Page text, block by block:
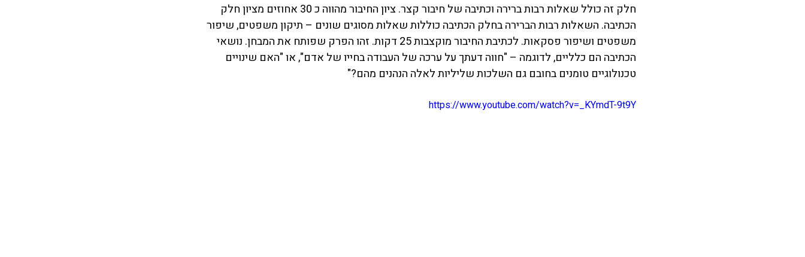
חלק זה כולל שאלות רבות ברירה וכתיבה של חיבור קצר. ציון החיבור מהווה כ 30 אחוזים מציון חלק
הכתיבה. השאלות רבות הברירה בחלק הכתיבה כוללות שאלות מסוגים שונים – תיקון משפטים, שיפור
משפטים ושיפור פסקאות. לכתיבת החיבור מוקצבות 25 דקות. זהו הפרק שפותח את המבחן. נושאי
הכתיבה הם כלליים, לדוגמה – "חווה דעתך על ערכה של העבודה בחייו של אדם", או "האם שינויים
טכנולוגיים טומנים בחובם גם השלכות שליליות לאלה הנהנים מהם?"
https://www.youtube.com/watch?v=_KYmdT-9t9Y